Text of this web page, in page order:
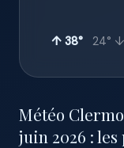
↑ 38° 24° ↓
Météo
juin 2026 :